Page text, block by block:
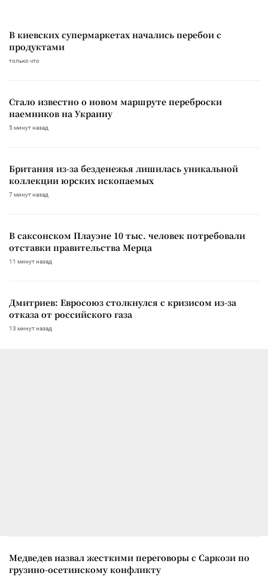
В киевских супермаркетах начались перебои с
продуктами
только что
Стало известно о новом маршруте переброски
наемников на Украину
5 минут назад
Британия из-за безденежья лишилась уникальной
коллекции юрских ископаемых
7 минут назад
В саксонском Плауэне 10 тыс. человек потребовали
отставки правительства Мерца
11 минут назад
Дмитриев: Евросоюз столкнулся с кризисом из-за
отказа от российского газа
13 минут назад
Медведев назвал жесткими переговоры с Саркози по
грузино-осетинскому конфликту